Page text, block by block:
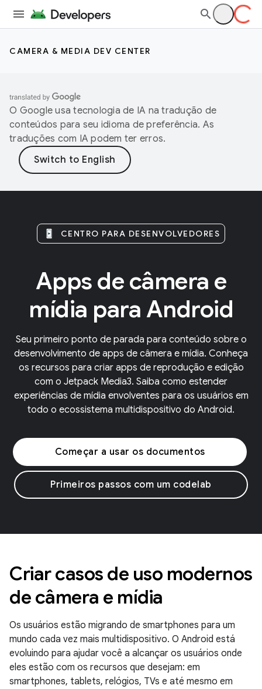
CAMERA & MEDIA DEV CENTER
O Google usa tecnologia de IA na tradução de
conteúdos para seu idioma de preferência. As
traduções com IA podem ter erros.
CENTRO PARA DESENVOLVEDORES
Apps de câmera e
mídia para Android
Seu primeiro ponto de parada para conteúdo sobre o
desenvolvimento de apps de câmera e mídia. Conheça
os recursos para criar apps de reprodução e edição
com o Jetpack Media3. Saiba como estender
experiências de mídia envolventes para os usuários em
todo o ecossistema multidispositivo do Android.
Começar a usar os documentos
Primeiros passos com um codelab
Criar casos de uso modernos
de câmera e mídia
Os usuários estão migrando de smartphones para um
mundo cada vez mais multidispositivo. O Android está
evoluindo para ajudar você a alcançar os usuários onde
eles estão com os recursos que desejam: em
smartphones, tablets, relógios, TVs e até mesmo em